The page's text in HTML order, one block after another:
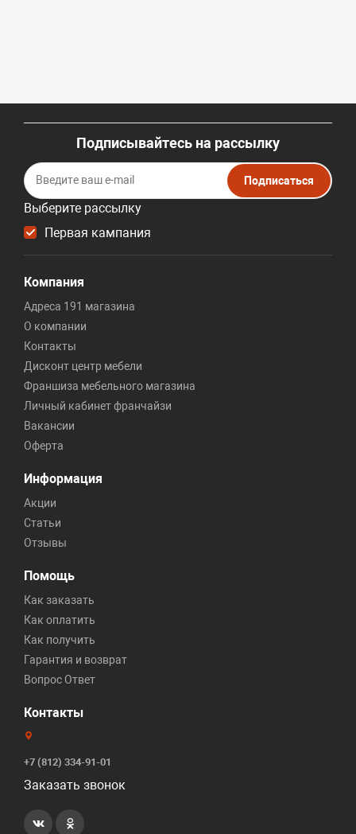
Подписывайтесь на рассылку
Выберите рассылку
Первая кампания
Подписаться
Компания
Адреса 191 магазина
О компании
Контакты
Дисконт центр мебели
Франшиза мебельного магазина
Личный кабинет франчайзи
Вакансии
Оферта
Информация
Акции
Статьи
Отзывы
Помощь
Как заказать
Как оплатить
Как получить
Гарантия и возврат
Вопрос Ответ
Контакты
+7 (812) 334-91-01
Заказать звонок